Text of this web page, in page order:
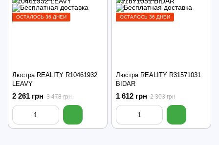
ОСТАЛОСЬ 36 ДНЕЙ
Люстра REALITY R10461932
LEAVY
2 261 грн 3 478 грн
ОСТАЛОСЬ 36 ДНЕЙ
Люстра REALITY R31571031
BIDAR
1 612 грн 2 303 грн